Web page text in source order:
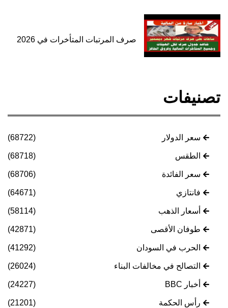
صرف المرتبات المتأخرات في 2026
تصنيفات
سعر الدولار (68722)
الطقس (68718)
سعر الفائدة (68706)
فانتازي (64671)
أسعار الذهب (58114)
طوفان الأقصى (42871)
الحرب في السودان (41292)
التصالح في مخالفات البناء (26024)
أخبار BBC (24227)
رأس الحكمة (21201)